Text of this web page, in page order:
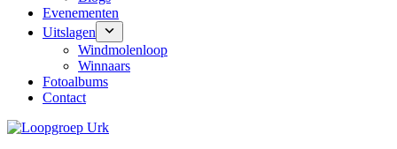
Evenementen
Uitslagen
Windmolenloop
Winnaars
Fotoalbums
Contact